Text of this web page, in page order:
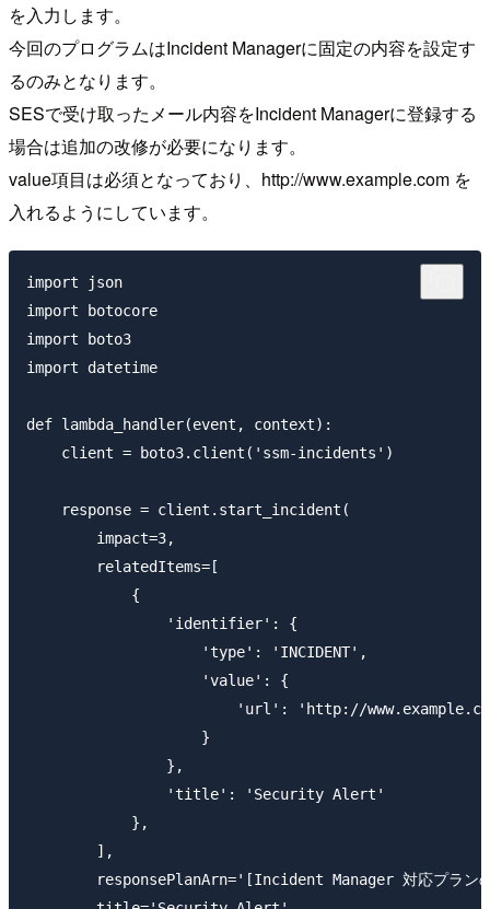
を入力します。
今回のプログラムはIncident Managerに固定の内容を設定す
るのみとなります。
SESで受け取ったメール内容をIncident Managerに登録する
場合は追加の改修が必要になります。
value項目は必須となっており、http://www.example.com を
入れるようにしています。
import json
import botocore
import boto3
import datetime
def lambda_handler(event, context):
    client = boto3.client('ssm-incidents')
    response = client.start_incident(
        impact=3,
        relatedItems=[
            {
                'identifier': {
                    'type': 'INCIDENT',
                    'value': {
'url': 'http://
                    }
                },
                'title': 'Security Alert'
            },
        ],
responsePlanArn='[Incident Manager 対応プラン